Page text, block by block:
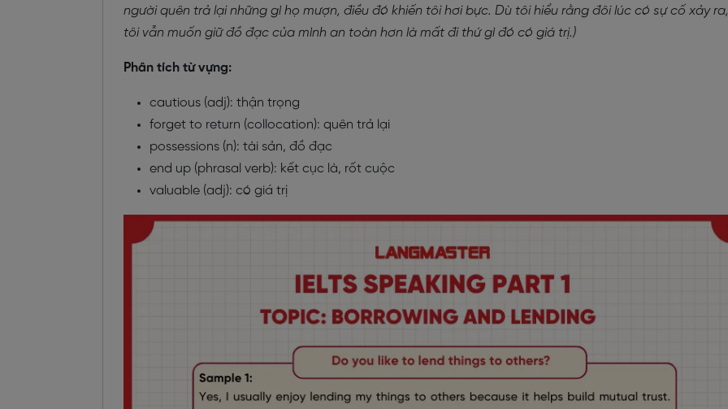
người quên trả lại những gì họ mượn, điều đó khiến tôi hơi bực. Dù tôi hiểu rằng đôi lúc có sự cố xảy ra,
tôi vẫn muốn giữ đồ đạc của mình an toàn hơn là mất đi thứ gì đó có giá trị.)
Phân tích từ vựng:
cautious (adj): thận trọng
forget to return (collocation): quên trả lại
possessions (n): tài sản, đồ đạc
end up (phrasal verb): kết cục là, rốt cuộc
valuable (adj): có giá trị